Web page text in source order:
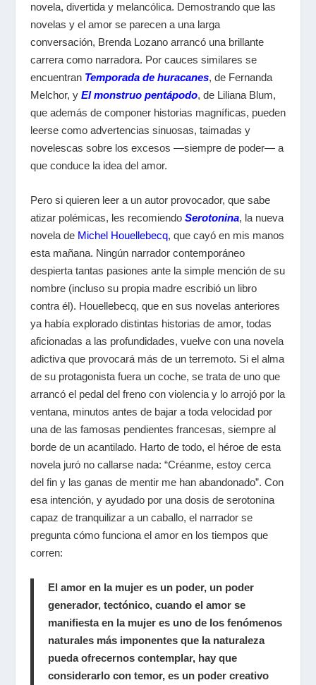
novela, divertida y melancólica. Demostrando que las
novelas y el amor se parecen a una larga
conversación, Brenda Lozano arrancó una brillante
carrera como narradora. Por cauces similares se
encuentran Temporada de huracanes, de Fernanda
Melchor, y El monstruo pentápodo, de Liliana Blum,
que además de componer historias magníficas, pueden
leerse como advertencias sinuosas, taimadas y
novelescas sobre los excesos —siempre de poder— a
que conduce la idea del amor.
Pero si quieren leer a un autor provocador, que sabe
atizar polémicas, les recomiendo Serotonina, la nueva
novela de Michel Houellebecq, que cayó en mis manos
esta mañana. Ningún narrador contemporáneo
despierta tantas pasiones ante la simple mención de su
nombre (incluso su propia madre escribió un libro
contra él). Houellebecq, que en sus novelas anteriores
ya había explorado distintas historias de amor, todas
aficionadas a las profundidades, vuelve con una novela
adictiva que provocará más de un terremoto. Si el alma
de su protagonista fuera un coche, se trata de uno que
arrancó el pedal del freno con violencia y lo arrojó por la
ventana, minutos antes de bajar a toda velocidad por
una de las famosas pendientes francesas, siempre al
borde de un acantilado. Harto de todo, el héroe de esta
novela juró no callarse nada: “Créanme, estoy cerca
del fin y las ganas de mentir me han abandonado”. Con
esa intención, y ayudado por una dosis de serotonina
capaz de tranquilizar a un caballo, el narrador se
pregunta cómo funciona el amor en los tiempos que
corren:
El amor en la mujer es un poder, un poder
generador, tectónico, cuando el amor se
manifiesta en la mujer es uno de los fenómenos
naturales más imponentes que la naturaleza
pueda ofrecernos contemplar, hay que
considerarlo con temor, es un poder creativo